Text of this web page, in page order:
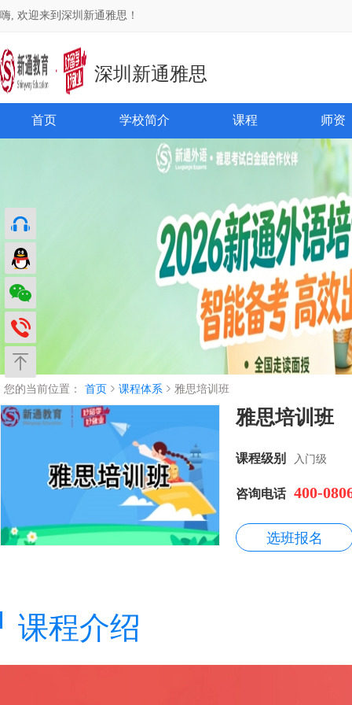
嗨, 欢迎来到深圳新通雅思！
深圳新通雅思
首页 学校简介 课程 师资
您的当前位置： 首页 课程体系 雅思培训班
雅思培训班
课程级别 入门级
咨询电话 400-
选班报名
课程介绍